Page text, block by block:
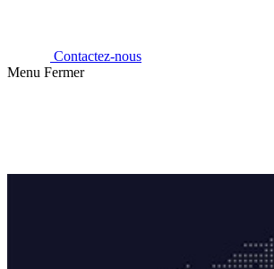
Contactez-nous
Menu Fermer